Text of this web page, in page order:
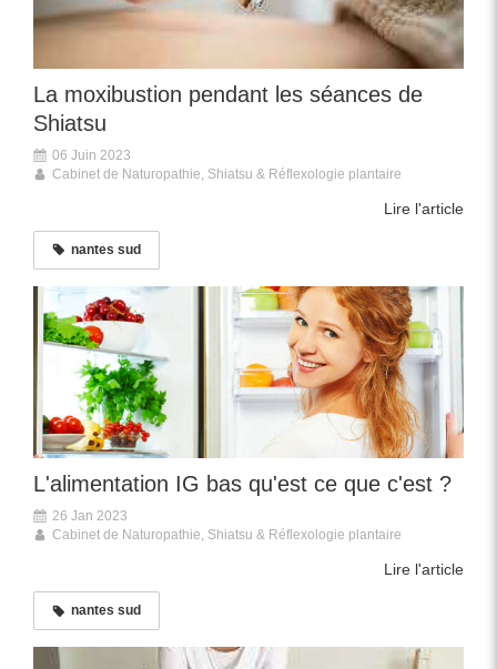
La moxibustion pendant les séances de
Shiatsu
06 Juin 2023
Cabinet de Naturopathie, Shiatsu & Réflexologie plantaire
Lire l'article
nantes sud
L'alimentation IG bas qu'est ce que c'est ?
26 Jan 2023
Cabinet de Naturopathie, Shiatsu & Réflexologie plantaire
Lire l'article
nantes sud